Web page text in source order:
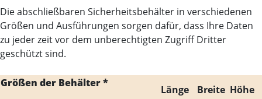
Die abschließbaren Sicherheitsbehälter in verschiedenen
Größen und Ausführungen sorgen dafür, dass Ihre Daten
zu jeder zeit vor dem unberechtigten Zugriff Dritter
geschützt sind.
Größen der Behälter *
Länge Breite Höhe